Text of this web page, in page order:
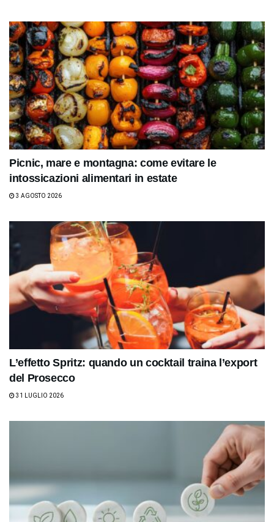
Picnic, mare e montagna: come evitare le
intossicazioni alimentari in estate
3 AGOSTO 2026
L’effetto Spritz: quando un cocktail traina l’export
del Prosecco
31 LUGLIO 2026